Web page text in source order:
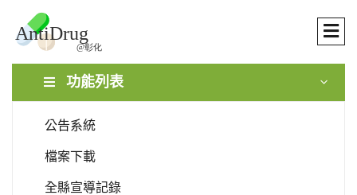
功能列表
公告系統
檔案下載
全縣宣導記錄